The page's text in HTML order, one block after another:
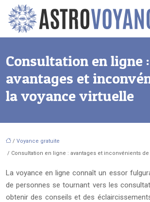
Consultation en ligne :
avantages et
la voyance virtuelle
/ Voyance gratuite
/ Consultation en ligne : avantages et inconvénients
La voyance en ligne connaît un essor
de personnes se tournant vers les
obtenir des conseils et des